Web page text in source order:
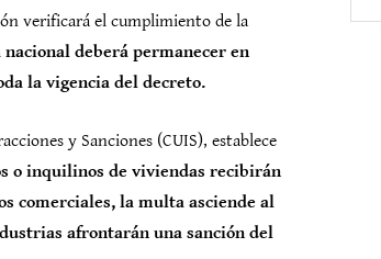
verificará el cumplimiento de la
deberá permanecer en
la vigencia del decreto.
y Sanciones (CUIS), establece
o inquilinos de viviendas recibirán
comerciales, la multa asciende al
afrontarán una sanción del